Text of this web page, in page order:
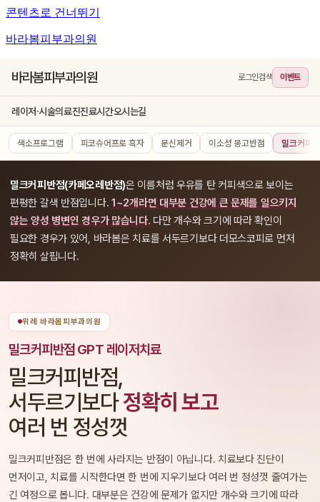
콘텐츠로 건너뛰기
바라봄피부과의원
바라봄피부과의원 로그인검색 이벤트
레이저·시술의료진진료시간오시는길
색소프로그램 피코슈어프로 흑자 문신제거 이소성 몽고반점 밀크커피
밀크커피반점(카페오레반점)은 이름처럼 우유를 탄 커피색으로 보이는
편평한 갈색 반점입니다. 1~2개라면 대부분 건강에 큰 문제를 일으키지
않는 양성 병변인 경우가 많습니다.다만 개수와 크기에 따라 확인이
필요한 경우가 있어, 바라봄은 치료를 서두르기보다 더모스코피로 먼저
정확히 살핍니다.
위례 바라봄피부과의원
밀크커피반점 GPT 레이저치료
밀크커피반점,
서두르기보다정확히 보고
여러 번 정성껏
밀크커피반점은 한 번에 사라지는 반점이 아닙니다. 치료보다 진단이
먼저이고, 치료를 시작한다면 한 번에 지우기보다 여러 번 정성껏 줄여가는
긴 여정으로 봅니다. 대부분은 건강에 문제가 없지만 개수와 크기에 따라